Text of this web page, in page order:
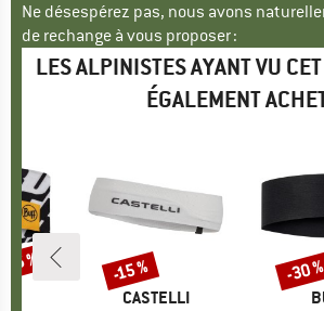
Ne désespérez pas, nous avons
de rechange à vous proposer :
LES ALPINISTES AYANT VU
ÉGALEMENT
%
MARQUE
CASTELLI
Remise
-15 % -30